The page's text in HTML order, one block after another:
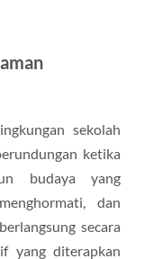
sekolah
ketika
budaya yang
dan
secara
yang diterapkan